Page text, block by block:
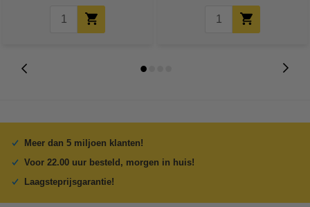
Meer dan 5 miljoen klanten!
Voor 22.00 uur besteld, morgen in huis!
Laagsteprijsgarantie!